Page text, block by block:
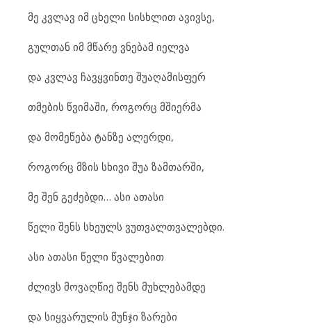
მე კვლავ იმ ცხელი სისხლით ავივსე,
გულთან იმ მწარე ვნებამ იელვა
და კვლავ ჩავყვინთე შუაღამისფერ
თმების წვიმაში, როგორც მშიერმა
და მომეწება ტანზე ალერდი,
როგორც მზის სხივი შუა ზამთარში,
მე შენ გეძებდი… ასი ათასი
წელი შენს სხეულს ვუთვალთვალებდი.
ასი ათასი წელი წვალებით
ძლივს მოვაღწიე შენს მუხლებამდე
და სიყვარულის მუნჯი ზარები